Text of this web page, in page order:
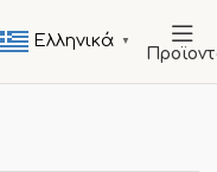
Ελληνικά ▼